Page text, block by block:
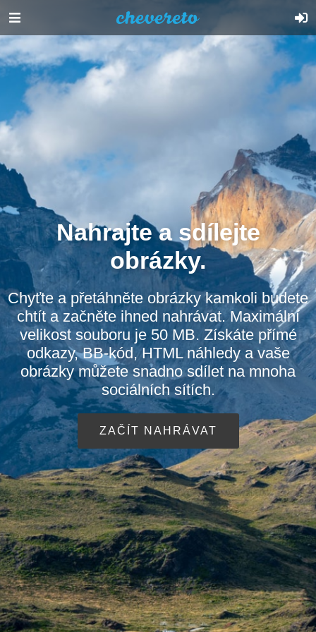
Nahrajte a sdílejte
obrázky.
Chyťte a přetáhněte obrázky kamkoli budete
chtít a začněte ihned nahrávat. Maximální
velikost souboru je 50 MB. Získáte přímé
odkazy, BB-kód, HTML náhledy a vaše
obrázky můžete snadno sdílet na mnoha
sociálních sítích.
ZAČÍT NAHRÁVAT